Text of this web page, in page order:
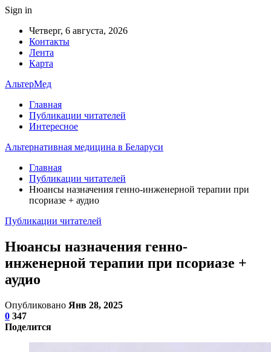
Sign in
Четверг, 6 августа, 2026
Контакты
Лента
Карта
АльтерМед
Главная
Публикации читателей
Интересное
Альтернативная медицина в Беларуси
Главная
Публикации читателей
Нюансы назначения генно-инженерной терапии при
псориазе + аудио
Публикации читателей
Нюансы назначения генно-
инженерной терапии при псориазе +
аудио
Опубликовано Янв 28, 2025
0 347
Поделится